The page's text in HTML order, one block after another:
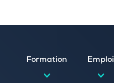
Formation Emploi